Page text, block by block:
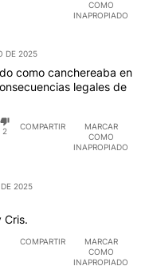
COMO
INAPROPIADO
DE 2025
como canchereaba en
legales de
2
COMPARTIR
MARCAR
COMO
INAPROPIADO
2025
Cris.
COMPARTIR
MARCAR
COMO
INAPROPIADO